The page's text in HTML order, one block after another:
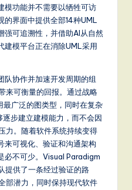
模功能并不需要以牺牲可访
的界面中提供全部14种UML
强可追溯性，并借助AI从自然
建模平台正在消除UML采用
队协作并加速开发周期的组
来可衡量的回报。通过战略
广泛的图类型，同时在复杂
步建立建模能力，而不会因
力。随着软件系统持续变得
来可视化、验证和沟通架构
必不可少。Visual Paradigm
提供了一条经过验证的路
部潜力，同时保持现代软件